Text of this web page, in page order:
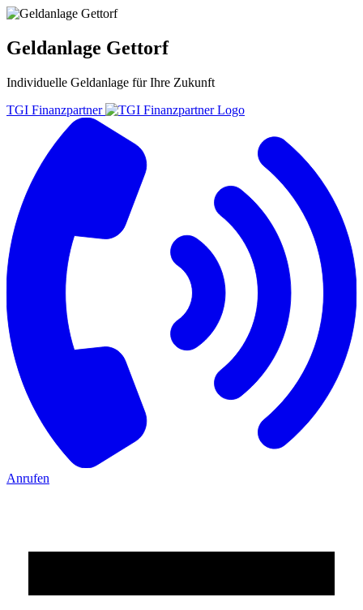
Geldanlage Gettorf
Individuelle Geldanlage für Ihre Zukunft
TGI Finanzpartner
Anrufen